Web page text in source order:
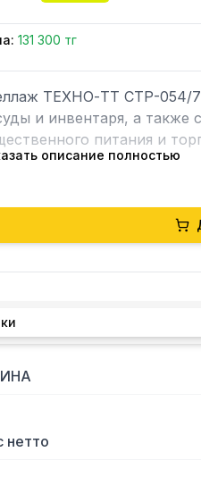
131 300 тг
ТЕХНО-ТТ СТР-054/
и инвентаря, а также
питания и
технологический
из трубы 40х20
мм
между
поставляется в
описание полностью
нетто